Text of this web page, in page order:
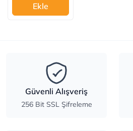
Ekle
Güvenli Alışveriş
256 Bit SSL Şifreleme